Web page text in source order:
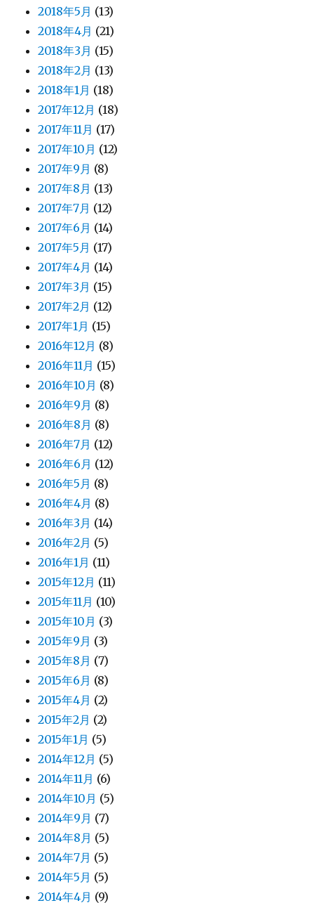
2018年5月 (13)
2018年4月 (21)
2018年3月 (15)
2018年2月 (13)
2018年1月 (18)
2017年12月 (18)
2017年11月 (17)
2017年10月 (12)
2017年9月 (8)
2017年8月 (13)
2017年7月 (12)
2017年6月 (14)
2017年5月 (17)
2017年4月 (14)
2017年3月 (15)
2017年2月 (12)
2017年1月 (15)
2016年12月 (8)
2016年11月 (15)
2016年10月 (8)
2016年9月 (8)
2016年8月 (8)
2016年7月 (12)
2016年6月 (12)
2016年5月 (8)
2016年4月 (8)
2016年3月 (14)
2016年2月 (5)
2016年1月 (11)
2015年12月 (11)
2015年11月 (10)
2015年10月 (3)
2015年9月 (3)
2015年8月 (7)
2015年6月 (8)
2015年4月 (2)
2015年2月 (2)
2015年1月 (5)
2014年12月 (5)
2014年11月 (6)
2014年10月 (5)
2014年9月 (7)
2014年8月 (5)
2014年7月 (5)
2014年5月 (5)
2014年4月 (9)